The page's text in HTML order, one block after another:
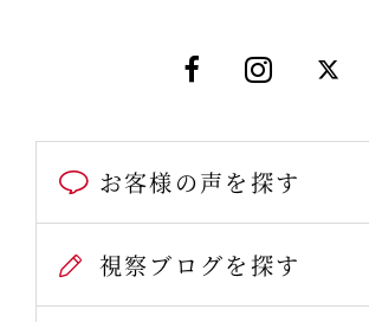
お客様の声を探す
視察ブログを探す